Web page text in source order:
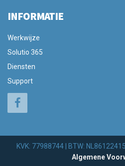
INFORMATIE
Werkwijze
Solutio 365
Diensten
Support
KVK: 77988744 | BTW:
Algemene